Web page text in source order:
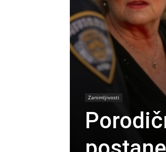
Zanimljivosti